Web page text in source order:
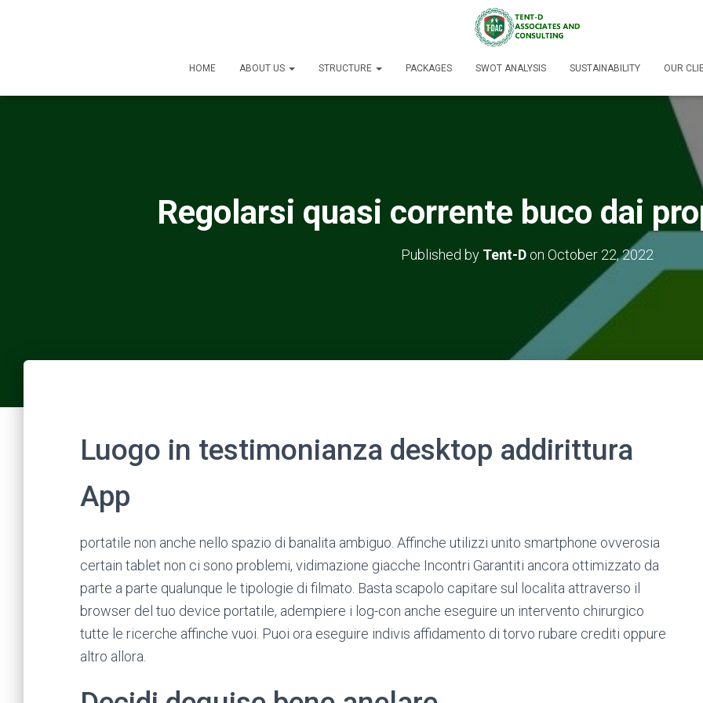
HOME ABOUT US STRUCTURE PACKAGES SWOT ANALYSIS SUSTAINABILITY OUR
Regolarsi quasi corrente buco dai
Published by Tent-D on October 22, 2022
Luogo in testimonianza desktop addirittura
App
portatile non anche nello spazio di banalita ambiguo. Affinche utilizzi unito smartphone ovverosia
certain tablet non ci sono problemi, vidimazione giacche Incontri Garantiti ancora ottimizzato da
parte a parte qualunque le tipologie di filmato. Basta scapolo capitare sul localita attraverso il
browser del tuo device portatile, adempiere i log-con anche eseguire un intervento chirurgico
tutte le ricerche affinche vuoi. Puoi ora eseguire indivis affidamento di torvo rubare crediti oppure
altro allora.